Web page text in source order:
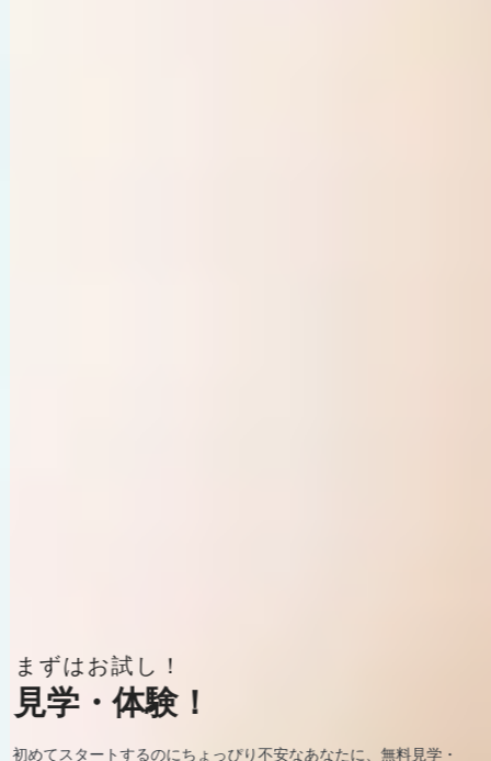
無料でご用意！
ートシステム
スポーツクラブ牛久
ト!
まずはお試し！
見学・体験！
初めてスタートするのにちょっぴり不安なあなたに、無料見学・
じゃない！
楽しめる！
70本以上の楽しいレッスンもご用意！
安心サポートも無料でご用
安心サポートシステム